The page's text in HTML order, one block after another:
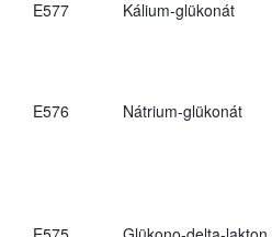
E577 Kálium-glükonát
E576 Nátrium-glükonát